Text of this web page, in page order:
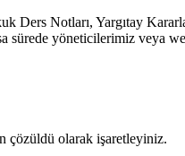
Ders Notları, Yargıtay
sürede yöneticilerimiz veya
çözüldü olarak işaretleyiniz.